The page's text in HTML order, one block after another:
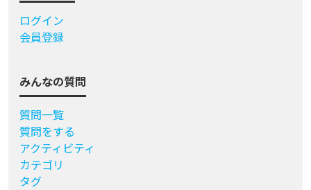
ログイン
会員登録
みんなの質問
質問一覧
質問をする
アクティビティ
カテゴリ
タグ